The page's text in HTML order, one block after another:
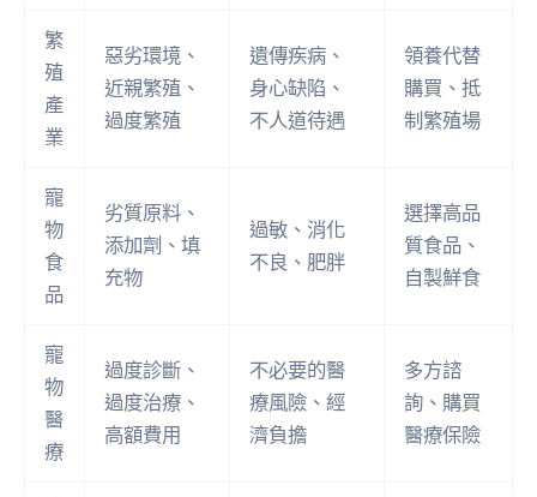
繁
殖
產
業
惡劣環境、
近親繁殖、
過度繁殖
遺傳疾病、
身心缺陷、
不人道待遇
領養代替
購買、抵
制繁殖場
寵
物
食
品
劣質原料、
添加劑、填
充物
過敏、消化
不良、肥胖
選擇高品
質食品、
自製鮮食
寵
物
醫
療
過度診斷、
過度治療、
高額費用
不必要的醫
療風險、經
濟負擔
多方諮
詢、購買
醫療保險